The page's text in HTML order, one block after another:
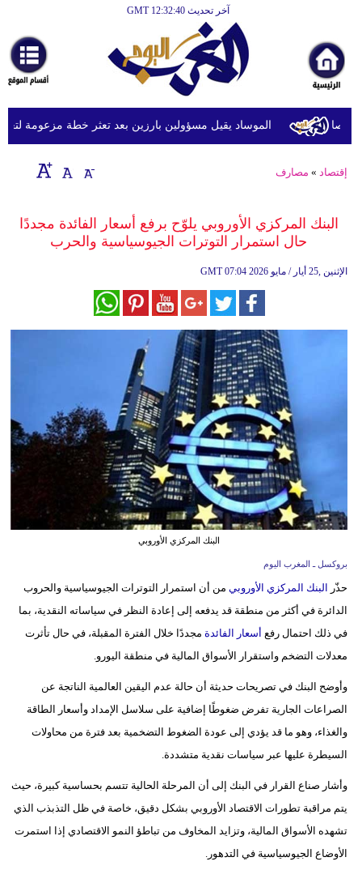
آخر تحديث GMT 12:32:40
أخبارعاجلة
رياضة
ثقافة
إقتصاد
وموسيقى
أخبار
البرلمان
المغربي
مرأة
أزياء
علوم
وتكنولوجيا
مدوَّنات
أبراج
الموساد يقيل مسؤولين بارزين بعد تعثر خطة مزعومة لتغيير
إقتصاد » مصارف
البنك المركزي الأوروبي يلوّح برفع أسعار الفائدة مجددًا
حال استمرار التوترات الجيوسياسية والحرب
GMT 07:04 2026 الإثنين ,25 أيار / مايو
البنك المركزي الأوروبي
بروكسل ـ المغرب اليوم
حذّر البنك المركزي الأوروبي من أن استمرار التوترات الجيوسياسية والحروب
الدائرة في أكثر من منطقة قد يدفعه إلى إعادة النظر في سياساته النقدية، بما
في ذلك احتمال رفع أسعار الفائدة مجددًا خلال الفترة المقبلة، في حال تأثرت
معدلات التضخم واستقرار الأسواق المالية في منطقة اليورو.
وأوضح البنك في تصريحات حديثة أن حالة عدم اليقين العالمية الناتجة عن
الصراعات الجارية تفرض ضغوطًا إضافية على سلاسل الإمداد وأسعار الطاقة
والغذاء، وهو ما قد يؤدي إلى عودة الضغوط التضخمية بعد فترة من محاولات
السيطرة عليها عبر سياسات نقدية متشددة.
وأشار صناع القرار في البنك إلى أن المرحلة الحالية تتسم بحساسية كبيرة، حيث
يتم مراقبة تطورات الاقتصاد الأوروبي بشكل دقيق، خاصة في ظل التذبذب الذي
تشهده الأسواق المالية، وتزايد المخاوف من تباطؤ النمو الاقتصادي إذا استمرت
الأوضاع الجيوسياسية في التدهور.